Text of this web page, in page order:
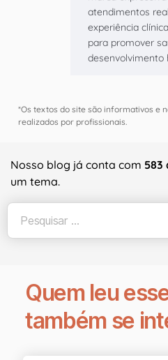
atendimentos
experiência
para promover
desenvolvimento
*Os textos do site são informativos e
realizados por profissionais.
Nosso blog já conta com 583
um tema.
Quem leu
também se